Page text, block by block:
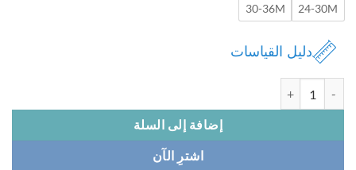
24-
30-36M
دليل القياسات
إضافة إلى السلة
اشترِ الآن